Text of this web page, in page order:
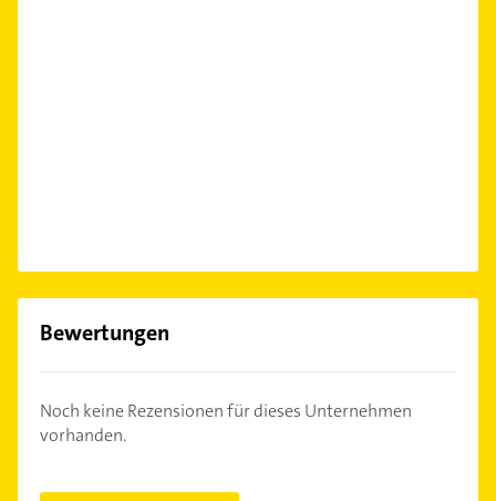
Bewertungen
Noch keine Rezensionen für dieses Unternehmen
vorhanden.